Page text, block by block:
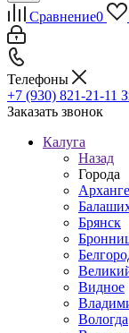
Сравнение0
Телефоны
+7 (930) 821-21-11
Заказать звонок
Калуга
Назад
Города
Брянск
Видное
Вологда